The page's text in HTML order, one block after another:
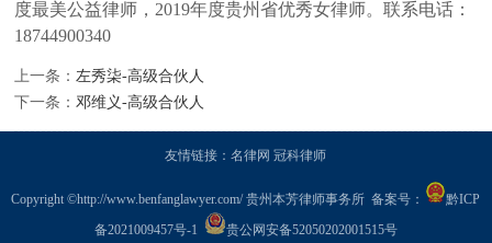
度最美公益律师，2019年度贵州省优秀女律师。联系电话：
18744900340
上一条： 左秀柒-高级合伙人
下一条：邓维义-高级合伙人
友情链接：名律网 冠科律师
Copyright ©http://www.benfanglawyer.com/贵州本芳律师事务所 备案号：
黔ICP
备2021009457号-1
贵公网安备52050202001515号